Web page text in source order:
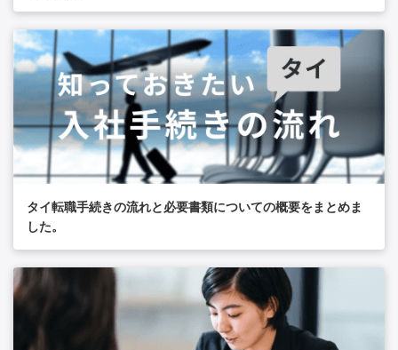
タイ転職手続きの流れと必要書類についての概要をまとめま
した。